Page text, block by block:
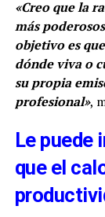
«Creo que la
más
objetivo es
dónde viva o
su propia
profesional»,
Le puede
que el